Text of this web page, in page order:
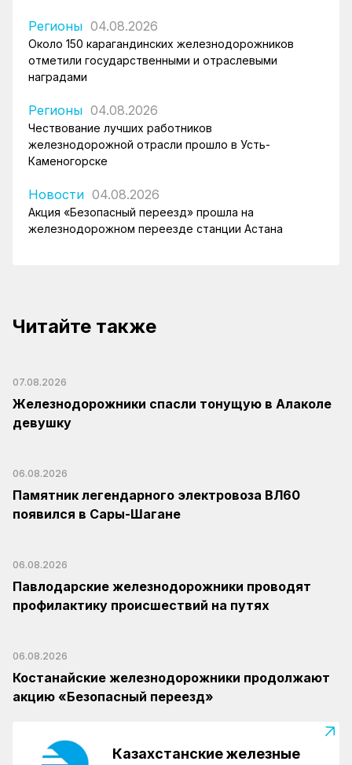
Регионы 04.08.2026
Около 150 карагандинских железнодорожников
отметили государственными и отраслевыми
наградами
Регионы 04.08.2026
Чествование лучших работников
железнодорожной отрасли прошло в Усть-
Каменогорске
Новости 04.08.2026
Акция «Безопасный переезд» прошла на
железнодорожном переезде станции Астана
Читайте также
07.08.2026
Железнодорожники спасли тонущую в Алаколе
девушку
06.08.2026
Памятник легендарного электровоза ВЛ60
появился в Сары-Шагане
06.08.2026
Павлодарские железнодорожники проводят
профилактику происшествий на путях
06.08.2026
Костанайские железнодорожники продолжают
акцию «Безопасный переезд»
Казахстанские железные